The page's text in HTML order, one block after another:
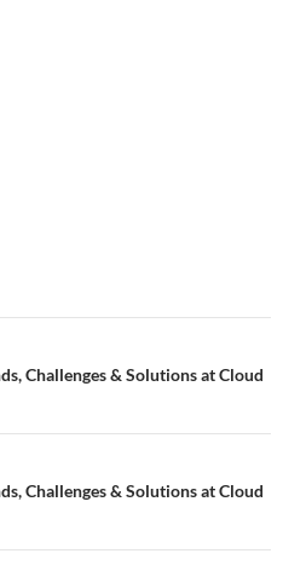
Challenges & Solutions at Cloud
Challenges & Solutions at Cloud